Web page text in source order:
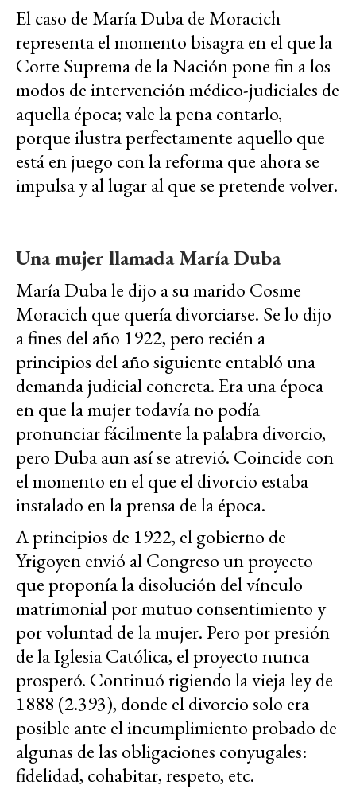
El caso de María Duba de Moracich
representa el momento bisagra en el que la
Corte Suprema de la Nación pone fin a los
modos de intervención médico-judiciales de
aquella época; vale la pena contarlo,
porque ilustra perfectamente aquello que
está en juego con la reforma que ahora se
impulsa y al lugar al que se pretende volver.
Una mujer llamada María Duba
María Duba le dijo a su marido Cosme
Moracich que quería divorciarse. Se lo dijo
a fines del año 1922, pero recién a
principios del año siguiente entabló una
demanda judicial concreta. Era una época
en que la mujer todavía no podía
pronunciar fácilmente la palabra divorcio,
pero Duba aun así se atrevió. Coincide con
el momento en el que el divorcio estaba
instalado en la prensa de la época.
A principios de 1922, el gobierno de
Yrigoyen envió al Congreso un proyecto
que proponía la disolución del vínculo
matrimonial por mutuo consentimiento y
por voluntad de la mujer. Pero por presión
de la Iglesia Católica, el proyecto nunca
prosperó. Continuó rigiendo la vieja ley de
1888 (2.393), donde el divorcio solo era
posible ante el incumplimiento probado de
algunas de las obligaciones conyugales:
fidelidad, cohabitar, respeto, etc.